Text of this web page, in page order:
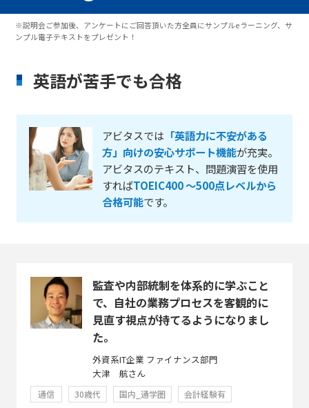
※説明会ご参加後、アンケートにご回答頂いた方全員にサンプルeラーニング、サ
ンプル電子テキストをプレゼント！
英語が苦手でも合格
アビタスでは 「英語力に不安がある
方」向けの安心サポート機能が充実。
アビタスのテキスト、問題演習を使用
すればTOEIC400 ～500点レベルから
合格可能です。
監査や内部統制を体系的に学ぶこと
で、自社の業務プロセスを客観的に
見直す視点が持てるようになりまし
た。
外資系IT企業 ファイナンス部門
大津 航さん
通信 30歳代 国内_通学圏
会計経験有